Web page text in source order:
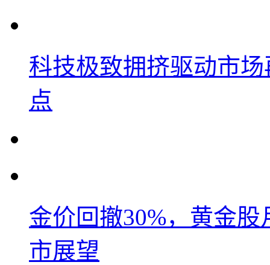
科技极致拥挤驱动市
点
金价回撤30%，黄金
市展望